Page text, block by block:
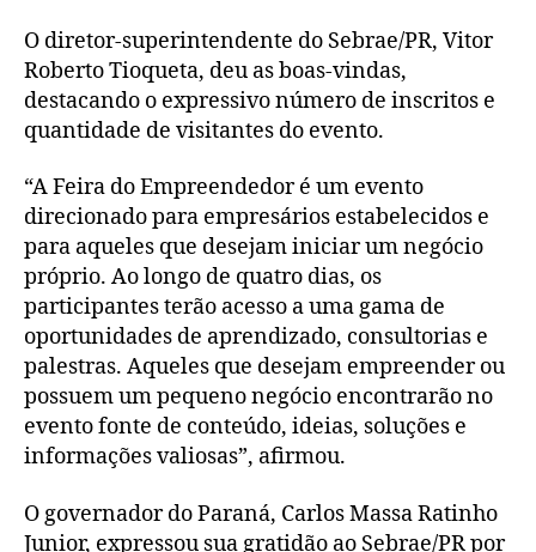
O diretor-superintendente do Sebrae/PR, Vitor
Roberto Tioqueta, deu as boas-vindas,
destacando o expressivo número de inscritos e
quantidade de visitantes do evento.
“A Feira do Empreendedor é um evento
direcionado para empresários estabelecidos e
para aqueles que desejam iniciar um negócio
próprio. Ao longo de quatro dias, os
participantes terão acesso a uma gama de
oportunidades de aprendizado, consultorias e
palestras. Aqueles que desejam empreender ou
possuem um pequeno negócio encontrarão no
evento fonte de conteúdo, ideias, soluções e
informações valiosas”, afirmou.
O governador do Paraná, Carlos Massa Ratinho
Junior, expressou sua gratidão ao Sebrae/PR por